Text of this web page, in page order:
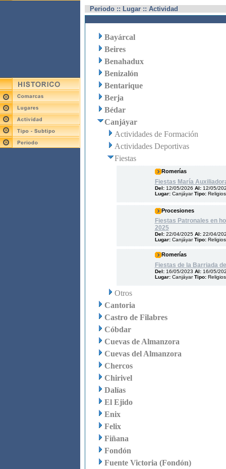
Periodo :: Lugar :: Actividad
Bayárcal
Beires
Benahadux
Benizalón
Bentarique
Berja
Bédar
Canjáyar
Actividades de Formación
Actividades Deportivas
Fiestas
Romerías
Fiestas María
Del: 12/05/2026 Al: 12/05/
Lugar: CanjáyarTipo:
Procesiones
Fiestas Patronales en
2025
Del: 22/04/2025 Al: 22/04/
Lugar: CanjáyarTipo:
Romerías
Fiestas de la Barriada
Del: 16/05/2023 Al: 16/05/
Lugar: CanjáyarTipo:
Otros
Cantoria
Castro de Filabres
Cóbdar
Cuevas de Almanzora
Cuevas del Almanzora
Chercos
Chirivel
Dalías
El Ejido
Enix
Felix
Fiñana
Fondón
Fuente Victoria (Fondón)